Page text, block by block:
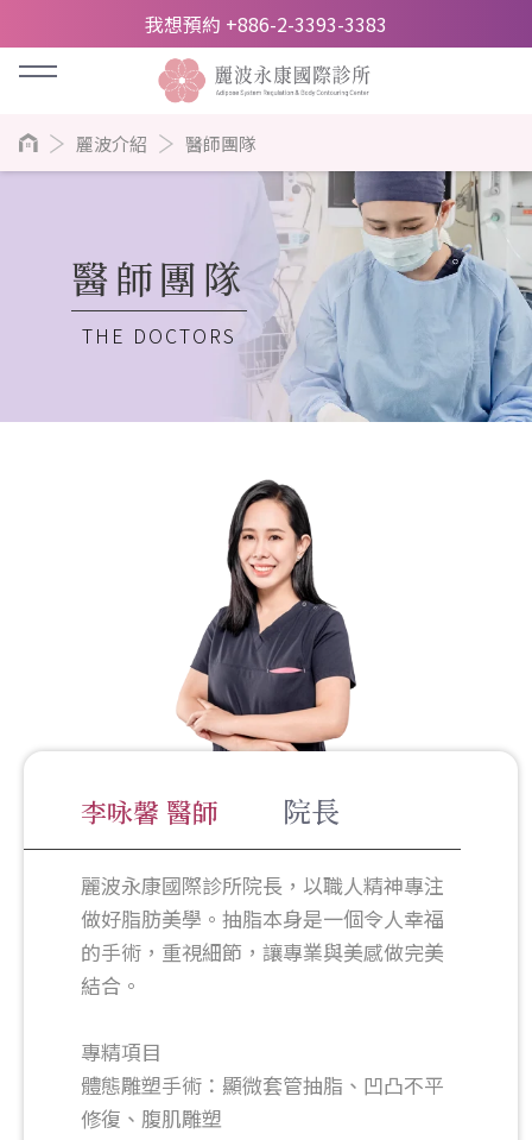
我想預約 +886-2-3393-3383
麗波介紹 醫師團隊
醫師團隊
THE DOCTORS
李咏馨 醫師 院長
麗波永康國際診所院長，以職人精神專注
做好脂肪美學。抽脂本身是一個令人幸福
的手術，重視細節，讓專業與美感做完美
結合。
專精項目
體態雕塑手術：顯微套管抽脂、凹凸不平
修復、腹肌雕塑